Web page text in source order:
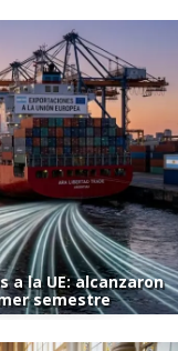
a la UE: alcanzaron
semestre